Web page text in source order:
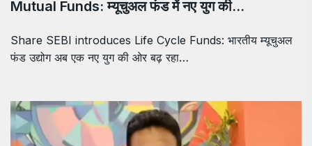
Mutual Funds: म्यूचुअल फंड में नए युग की…
Share SEBI introduces Life Cycle Funds: भारतीय म्यूचुअल
फंड उद्योग अब एक नए युग की ओर बढ़ रहा…